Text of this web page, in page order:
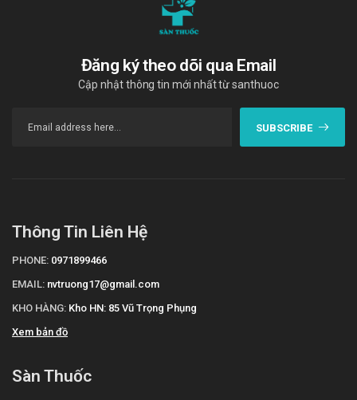
Đăng ký theo dõi qua Email
Cập nhật thông tin mới nhất từ santhuoc
SUBSCRIBE
Thông Tin Liên Hệ
PHONE: 0971899466
EMAIL: nvtruong17@gmail.com
KHO HÀNG: Kho HN: 85 Vũ Trọng Phụng
Xem bản đồ
Sàn Thuốc